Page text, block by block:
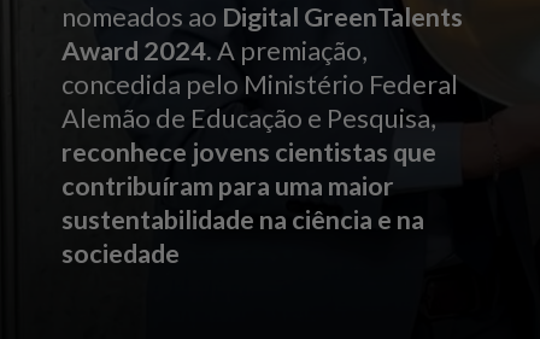
nomeados ao Digital GreenTalents
Award 2024.A premiação,
concedida pelo Ministério Federal
Alemão de Educação e Pesquisa,
reconhece jovens cientistas que
contribuíram para uma maior
sustentabilidade na ciência e na
sociedade